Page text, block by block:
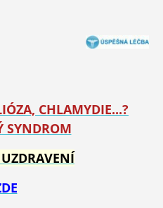
CHLAMYDIE...?
SYNDROM